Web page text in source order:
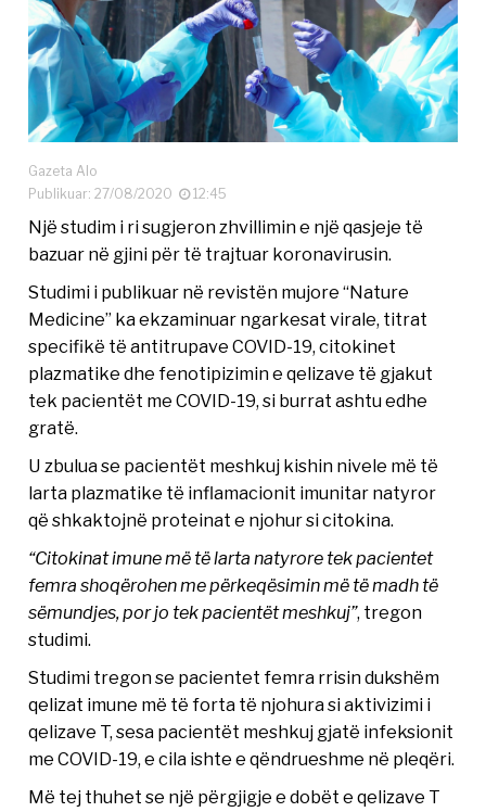
Gazeta Alo
Publikuar: 27/08/2020
12:45
Një studim i ri sugjeron zhvillimin e një qasjeje të
bazuar në gjini për të trajtuar koronavirusin.
Studimi i publikuar në revistën mujore “Nature
Medicine” ka ekzaminuar ngarkesat virale, titrat
specifikë të antitrupave COVID-19, citokinet
plazmatike dhe fenotipizimin e qelizave të gjakut
tek pacientët me COVID-19, si burrat ashtu edhe
gratë.
U zbulua se pacientët meshkuj kishin nivele më të
larta plazmatike të inflamacionit imunitar natyror
që shkaktojnë proteinat e njohur si citokina.
“Citokinat imune më të larta natyrore tek pacientet
femra shoqërohen me përkeqësimin më të madh të
sëmundjes, por jo tek pacientët meshkuj”, tregon
studimi.
Studimi tregon se pacientet femra rrisin dukshëm
qelizat imune më të forta të njohura si aktivizimi i
qelizave T, sesa pacientët meshkuj gjatë infeksionit
me COVID-19, e cila ishte e qëndrueshme në pleqëri.
Më tej thuhet se një përgjigje e dobët e qelizave T